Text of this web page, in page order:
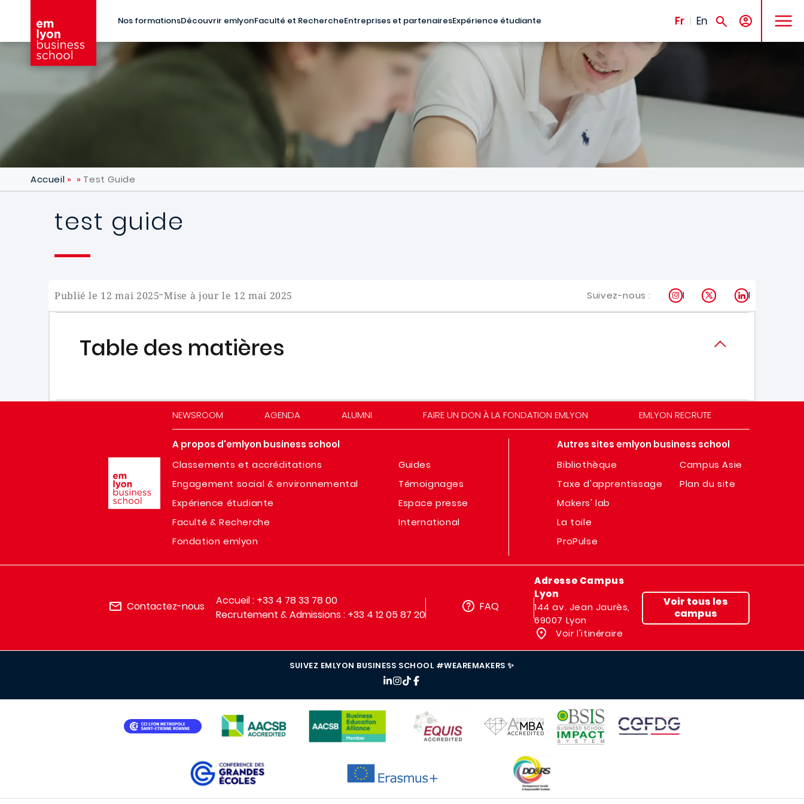
Nos formationsDécouvrir emlyonFaculté et RechercheEntreprises et partenairesExpérience étudiante Fr En
MENU
Accueil Test Guide
test guide
Publié le 12 mai 2025-Mise à jour le 12 mai 2025 Suivez-nous : Instagram
X LinkedIn
Table des matières
NEWSROOM AGENDA ALUMNI FAIRE UN DON À LA FONDATION EMLYON EMLYON RECRUTE
A propos d'emlyon business school
Classements et accréditations
Engagement social & environnemental
Expérience étudiante
Faculté & Recherche
Fondation emlyon
Guides
Témoignages
Espace presse
International
Autres sites emlyon business school
Bibliothèque
Taxe d'apprentissage
Makers' lab
La toile
ProPulse
Campus Asie
Plan du site
Contactez-nous
Accueil : +33 4 78 33 78 00
Recrutement & Admissions : +33 4 12 05 87 20
FAQ
Adresse Campus
Lyon
144 av. Jean Jaurès,
69007 Lyon
Voir l'itinéraire
Voir tous les
campus
SUIVEZ EMLYON BUSINESS SCHOOL #WEAREMAKERS ✨
IMAGE
IMAGE
IMAGE
IMAGE
IMAGE IMAGE IMAGE